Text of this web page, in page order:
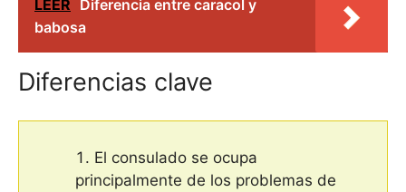
LEER Diferencia entre caracol y
babosa
Diferencias clave
El consulado se ocupa
principalmente de los problemas de